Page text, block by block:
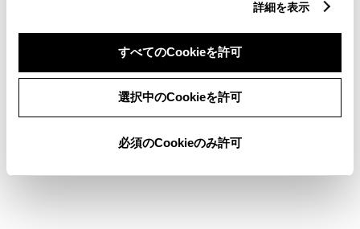
詳細を表示
すべてのCookieを許可
選択中のCookieを許可
必須のCookieのみ許可